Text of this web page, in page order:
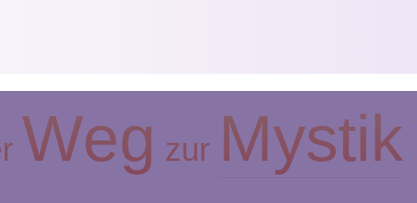
Weg zur Mystik